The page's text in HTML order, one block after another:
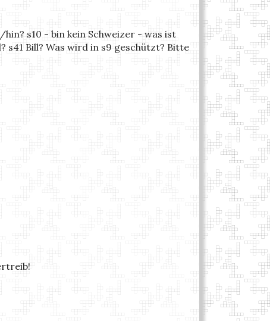
s10 - bin kein Schweizer - was ist
s41 Bill? Was wird in s9 geschützt? Bitte